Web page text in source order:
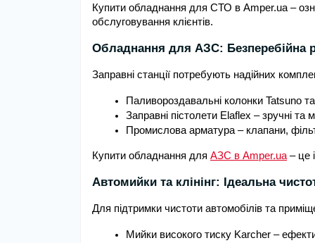
Купити обладнання для СТО в Amper.ua –
обслуговування клієнтів.
Обладнання для АЗС: Безперебійна
Заправні станції потребують надійних
Паливороздавальні колонки Tatsuno
Заправні пістолети Elaflex – зручні та
Промислова арматура – клапани,
Купити обладнання для АЗС в Amper.ua – це
Автомийки та клінінг: Ідеальна
Для підтримки чистоти автомобілів та
Мийки високого тиску Karcher –